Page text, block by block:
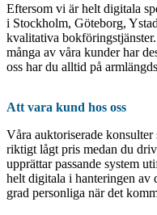
Eftersom vi är helt digitala
i Stockholm, Göteborg,
kvalitativa
många av våra kunder har
oss har du alltid på
Att vara kund hos oss
Våra auktoriserade
riktigt lågt pris medan du
upprättar passande system
helt digitala i hanteringen av
grad personliga när det